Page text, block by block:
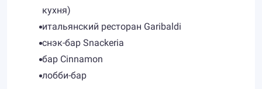
кухня)
итальянский ресторан Garibaldi
снэк-бар Snackeria
бар Cinnamon
лобби-бар